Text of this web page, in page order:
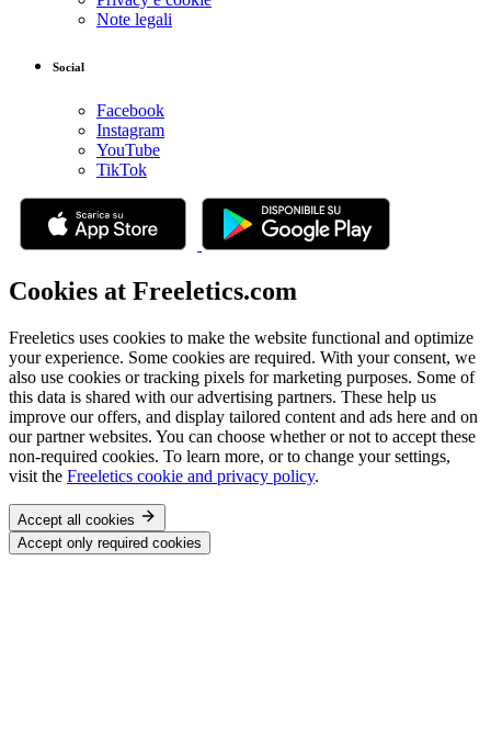
Note legali
Social
Facebook
Instagram
YouTube
TikTok
Cookies at Freeletics.com
Freeletics uses cookies to make the website functional and optimize
your experience. Some cookies are required. With your consent, we
also use cookies or tracking pixels for marketing purposes. Some of
this data is shared with our advertising partners. These help us
improve our offers, and display tailored content and ads here and on
our partner websites. You can choose whether or not to accept these
non-required cookies. To learn more, or to change your settings,
visit the Freeletics cookie and privacy policy.
Accept all cookies
Accept only required cookies